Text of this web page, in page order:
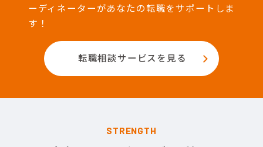
ーディネーターがあなたの転職をサポートしま
す！
転職相談サービスを見る
STRENGTH